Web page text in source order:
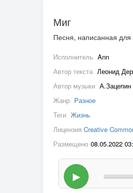
Миг
Песня, написанная
Исполнитель Ann
Автор текста Леонид
Автор музыки А.Зацепин
Жанр Разное
Теги Жизнь
Лицензия Creative
Размещено 08.05.2022
▶